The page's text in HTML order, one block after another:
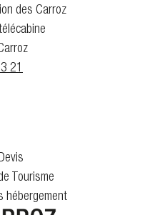
des Carroz
21
Tourisme
hébergement